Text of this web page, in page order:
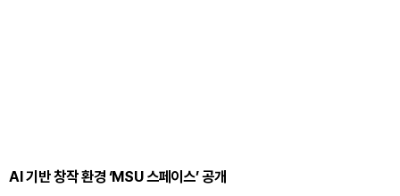
AI 기반 창작 환경 ‘MSU 스페이스’ 공개